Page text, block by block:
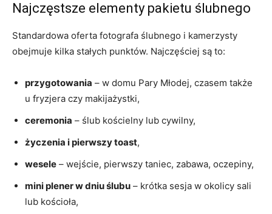
Najczęstsze elementy pakietu ślubnego
Standardowa oferta fotografa ślubnego i kamerzysty
obejmuje kilka stałych punktów. Najczęściej są to:
przygotowania – w domu Pary Młodej, czasem także
u fryzjera czy makijażystki,
ceremonia – ślub kościelny lub cywilny,
życzenia i pierwszy toast,
wesele – wejście, pierwszy taniec, zabawa, oczepiny,
mini plener w dniu ślubu – krótka sesja w okolicy sali
lub kościoła,